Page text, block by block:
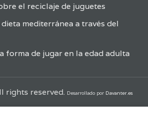
el reciclaje de juguetes
mediterránea a través del
forma de jugar en la edad adulta
rights reserved. Desarrollado por Davanter.es